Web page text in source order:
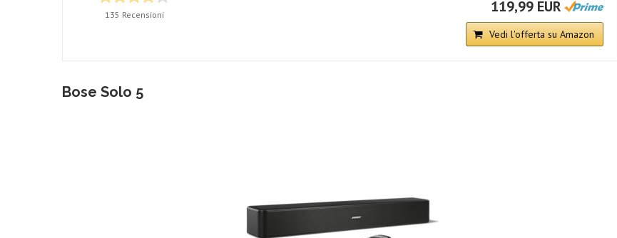
135 Recensioni 119,99 EUR
Vedi l'offerta su Amazon
Bose Solo 5